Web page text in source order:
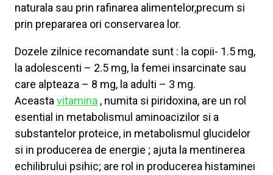
naturala sau prin rafinarea alimentelor,precum si
prin prepararea ori conservarea lor.
Dozele zilnice recomandate sunt : la copii- 1.5 mg,
la adolescenti – 2.5 mg, la femei insarcinate sau
care alpteaza – 8 mg, la adulti – 3 mg.
Aceasta vitamina , numita si piridoxina, are un rol
esential in metabolismul aminoacizilor si a
substantelor proteice, in metabolismul glucidelor
si in producerea de energie ; ajuta la mentinerea
echilibrului psihic; are rol in producerea histaminei